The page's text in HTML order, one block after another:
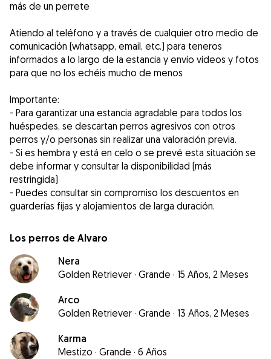
más de un perrete
Atiendo al teléfono y a través de cualquier otro medio de
comunicación (whatsapp, email, etc.) para teneros
informados a lo largo de la estancia y envío vídeos y fotos
para que no los echéis mucho de menos
Importante:
- Para garantizar una estancia agradable para todos los
huéspedes, se descartan perros agresivos con otros
perros y/o personas sin realizar una valoración previa.
- Si es hembra y está en celo o se prevé esta situación se
debe informar y consultar la disponibilidad (más
restringida)
- Puedes consultar sin compromiso los descuentos en
Los perros de Alvaro
Nera
Golden Retriever · Grande · 15 Años, 2 Meses
Arco
Golden Retriever · Grande · 13 Años, 2 Meses
Karma
Mestizo · Grande · 6 Años